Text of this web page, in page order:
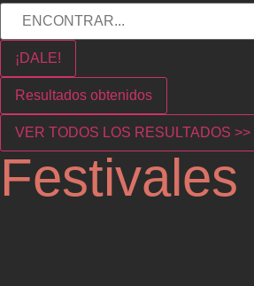
¡DALE!
Resultados obtenidos
VER TODOS LOS RESULTADOS >>
Festivales